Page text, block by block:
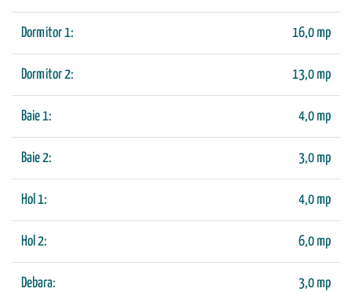
Dormitor 1: 16,0 mp
Dormitor 2: 13,0 mp
Baie 1: 4,0 mp
Baie 2: 3,0 mp
Hol 1: 4,0 mp
Hol 2: 6,0 mp
Debara: 3,0 mp